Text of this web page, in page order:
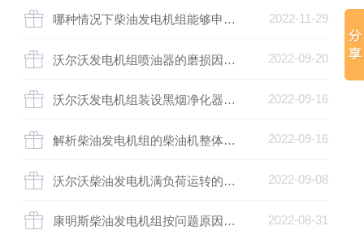
哪种情况下柴油发电机组能够申请报废? 2022-11-29
沃尔沃发电机组喷油器的磨损因素及正确处理 2022-09-20
沃尔沃发电机组装设黑烟净化器的主要原因 2022-09-16
解析柴油发电机组的柴油机整体结构 2022-09-16
沃尔沃柴油发电机满负荷运转的优势是什么 2022-09-08
康明斯柴油发电机组按问题原因和状况差异类别哪几个 2022-08-31